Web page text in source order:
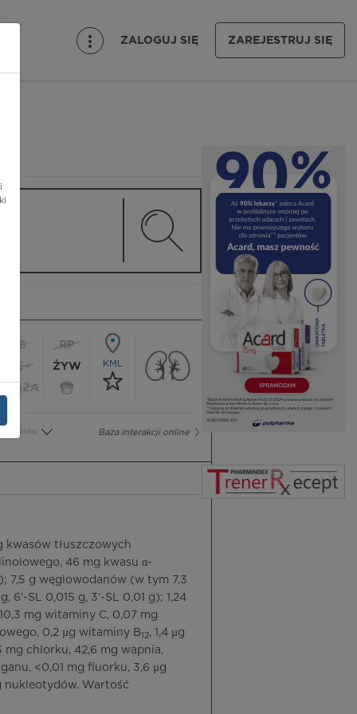
ZALOGUJ SIĘ ZAREJESTRUJ SIĘ
18
65+
CIĄŻA
RP
ŻYW
KML
Baza interakcji online
Inne
kwasów tłuszczowych
46 mg kwasu α-
7,5 g węglowodanów (w tym 7,3
6'-SL 0,015 g, 3'-SL 0,01 g); 1,24
mg witaminy C, 0,07 mg
0,2 µg witaminy B 12, 1,4 µg
mg chlorku, 42,6 mg wapnia,
<0,01 mg fluorku, 3,6 µg
nukleotydów. Wartość